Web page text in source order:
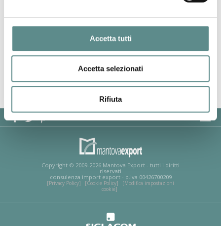
Accetta tutti
Accetta selezionati
Rifiuta
Trincia mais, tagliarotoballe, fasciatore per balle cilindriche,
falciacondizionatrice.
davide & luigi volpi spa
successivo:fantini italia srl
Copyright © 2009-2026 Mantova Export - tutti i diritti
riservati
consulenza import export - p.iva 00426700209
[Privacy Policy] [Cookie Policy]
[Modifica impostazioni
cookie]